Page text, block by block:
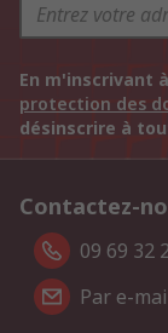
En m'inscrivant
protection des
désinscrire à
Contactez-
09 69 32
Par e-